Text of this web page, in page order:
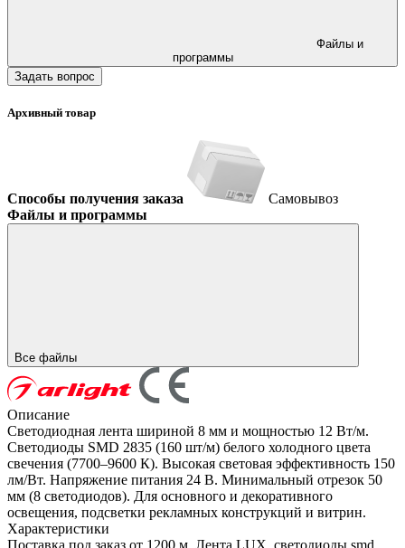
программы
Задать вопрос
Архивный товар
Способы получения заказа
Самовывоз
Файлы и программы
Все файлы
Описание
Светодиодная лента шириной 8 мм и мощностью 12 Вт/м.
Светодиоды SMD 2835 (160 шт/м) белого холодного цвета
свечения (7700–9600 К). Высокая световая эффективность 150
лм/Вт. Напряжение питания 24 В. Минимальный отрезок 50
мм (8 светодиодов). Для основного и декоративного
освещения, подсветки рекламных конструкций и витрин.
Характеристики